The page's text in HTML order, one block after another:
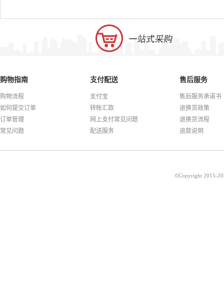
购物指南
购物流程
如何提交订单
订单管理
常见问题
支付配送
支付宝
转帐汇款
网上支付常见问题
配送服务
售后服务
售后服务承诺书
退换货政策
退换货流程
退款说明
©Copyright 2015-